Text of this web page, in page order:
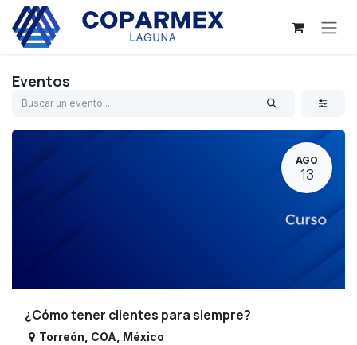
Ir al contenido
Eventos
AGO
13
¿Cómo tener clientes para siempre?
Torreón COA México